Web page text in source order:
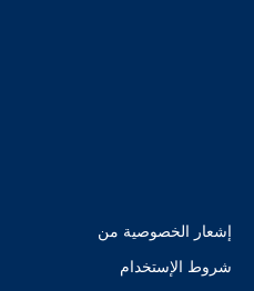
إشعار الخصوصية من
شروط الإستخدام